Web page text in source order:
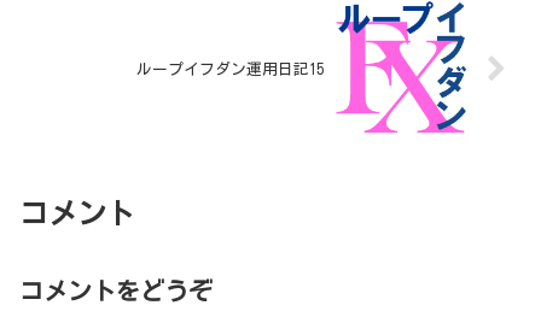
ループイフダン運用日記15
コメント
コメントをどうぞ